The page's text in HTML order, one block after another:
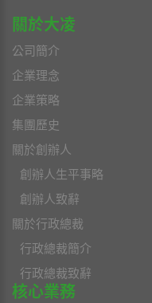
關於大凌
公司簡介
企業理念
企業策略
集團歷史
關於創辦人
創辦人生平事略
創辦人致辭
關於行政總裁
行政總裁簡介
行政總裁致辭
核心業務